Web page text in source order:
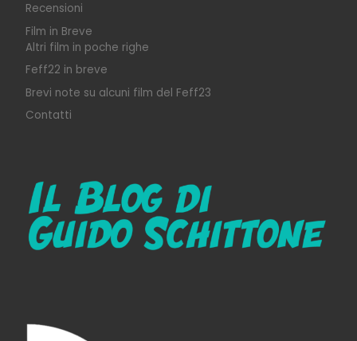
Recensioni
Film in Breve
Altri film in poche righe
Feff22 in breve
Brevi note su alcuni film del Feff23
Contatti